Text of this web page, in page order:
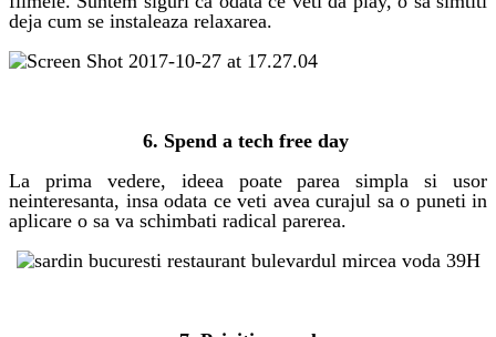
deja cum se instaleaza relaxarea.
6. Spend a tech free day
La prima vedere, ideea poate parea simpla si usor
neinteresanta, insa odata ce veti avea curajul sa o puneti in
aplicare o sa va schimbati radical parerea.